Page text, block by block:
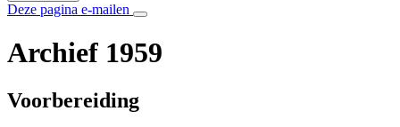
Deze pagina e-mailen
Archief 1959
Voorbereiding